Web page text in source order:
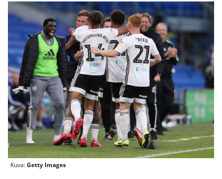
Kuva:Getty Images